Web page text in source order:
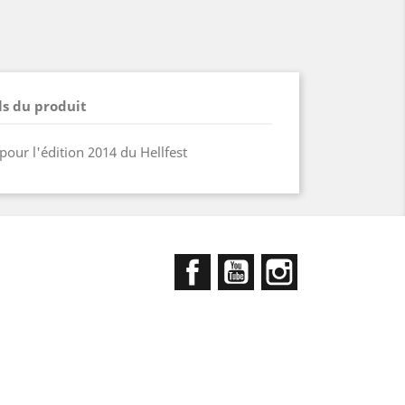
du produit
l'édition 2014 du Hellfest
FacebookYouTube